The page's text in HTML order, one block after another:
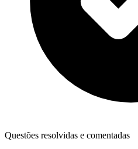
Questões resolvidas e comentadas